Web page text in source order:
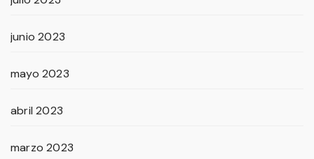
junio 2023
mayo 2023
abril 2023
marzo 2023